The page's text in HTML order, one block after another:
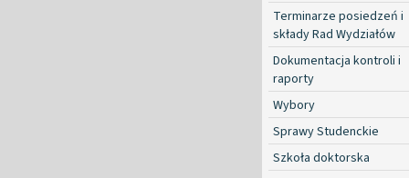
Terminarze posiedzeń i
składy Rad Wydziałów
Dokumentacja kontroli i
raporty
Wybory
Sprawy Studenckie
Szkoła doktorska